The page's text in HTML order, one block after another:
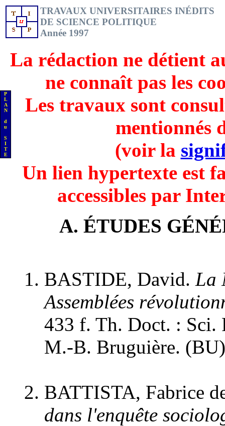
P
L
A
N
d
u
S
I
T
E
TRAVAUX UNIVERSITAIRES INÉDITS
DE SCIENCE POLITIQUE
Année 1997
La rédaction ne détient
ne connaît pas les
Les travaux sont
mentionnés
(voir la
Un lien hypertexte est
accessibles par
A. ÉTUDES
BASTIDE, David. La
Assemblées
433 f. Th. Doct. : Sci.
M.-B. Bruguière.
BATTISTA, Fabrice
dans l'enquête